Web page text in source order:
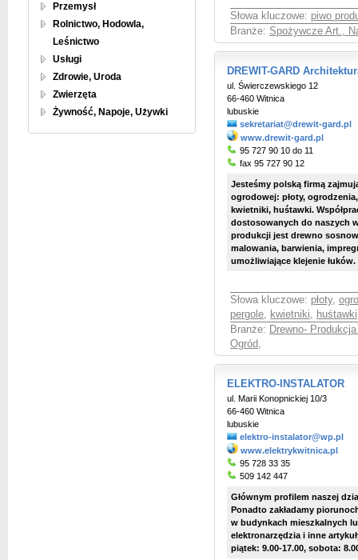
Przemysł
Rolnictwo, Hodowla,
Leśnictwo
Usługi
Zdrowie, Uroda
Zwierzęta
Żywność, Napoje, Używki
Słowa kluczowe: piwo
Branże: Spożywcze Art.,
DREWIT-GARD
ul. Świerczewskiego 12
66-460 Witnica
lubuskie
sekretariat@drewit-gard.pl
www.drewit-gard.pl
95 727 90 10 do 11
fax 95 727 90 12
Jesteśmy polską firmą
ogrodowej: płoty,
kwietniki, huśtawki.
dostosowanych do naszych
produkcji jest drewno
malowania, barwienia,
umożliwiające klejenie
Słowa kluczowe: płoty,
pergole, kwietniki, huśtawki
Branże: Drewno-
Ogród,
ELEKTRO-INSTALATOR
ul. Marii Konopnickiej 10/3
66-460 Witnica
lubuskie
elektro-instalator@wp.pl
www.elektrykwitnica.pl
95 728 33 35
509 142 447
Głównym profilem naszej
Ponadto zakładamy
w budynkach mieszkalnych
elektronarzędzia i inne
piątek: 9.00-17.00, sobota: